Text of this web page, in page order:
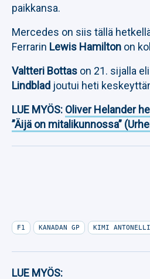
paikkansa.
Mercedes on siis tällä
Ferrarin Lewis Hamilton on
Valtteri Bottas on 21. sijalla
Lindblad joutui heti
LUE MYÖS: Oliver Helander
”Äijä on mitalikunnossa”
F1 KANADAN GP KIMI ANTONELLI
LUE MYÖS: